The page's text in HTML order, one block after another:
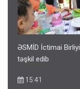
ƏSMİD İctimai
təşkil edib
15:41